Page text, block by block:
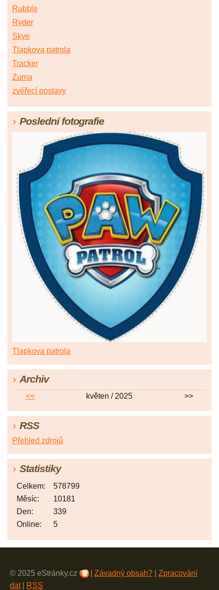
Rubble
Ryder
Skye
Tlapkova patrola
Tracker
Zuma
zvéřecí postavy
Poslední fotografie
Tlapkova patrola
Archiv
<< květen / 2025 >>
RSS
Přehled zdrojů
Statistiky
Online: 5
Celkem:
578799
Měsíc:
10181
Den:
339
© 2025 eStránky.cz Závadný obsah?
Zpracování
dat| RSS